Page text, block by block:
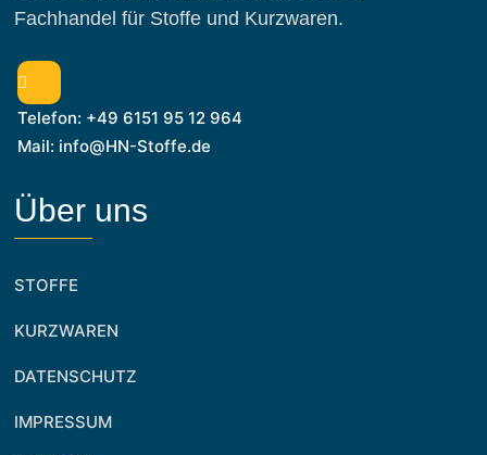
Fachhandel für Stoffe und Kurzwaren.
Telefon: +49 6151 95 12 964
Mail: info@HN-Stoffe.de
Über uns
STOFFE
KURZWAREN
DATENSCHUTZ
IMPRESSUM